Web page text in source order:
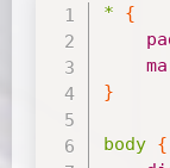
*
{
}
body {